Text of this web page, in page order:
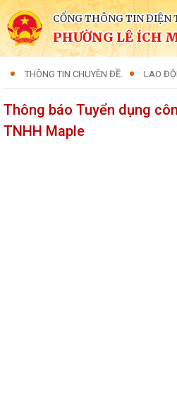
CỔNG THÔNG TIN ĐIỆN
PHƯỜNG LÊ ÍCH
THÔNG TIN CHUYÊN ĐỀ. LAO
Thông báo Tuyển dụng
TNHH Maple